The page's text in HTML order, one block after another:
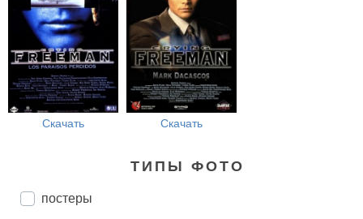
Скачать Скачать
ТИПЫ ФОТО
постеры